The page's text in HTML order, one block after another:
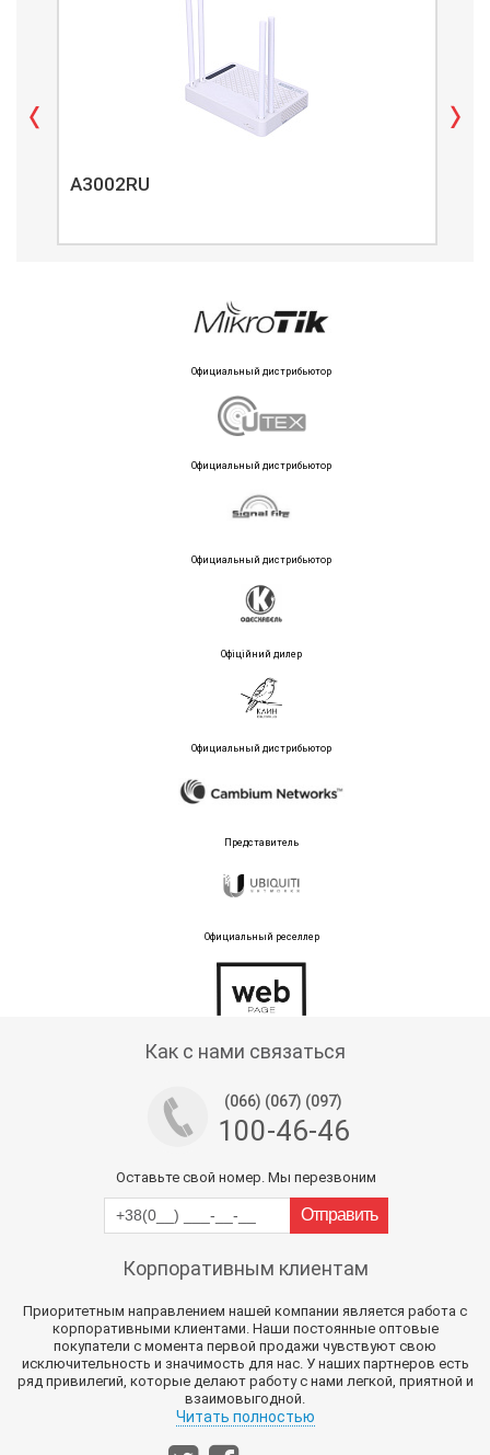
A3002RU
Официальный дистрибьютор
Официальный дистрибьютор
Официальный дистрибьютор
Офіційний дилер
Официальный дистрибьютор
Представитель
Официальный реселлер
Как с нами связаться
(066) (067) (097)
100-46-46
Оставьте свой номер. Мы перезвоним
Корпоративным клиентам
Приоритетным направлением нашей компании является работа с
корпоративными клиентами. Наши постоянные оптовые
покупатели с момента первой продажи чувствуют свою
исключительность и значимость для нас. У наших партнеров есть
ряд привилегий, которые делают работу с нами легкой, приятной и
взаимовыгодной.
Читать полностью